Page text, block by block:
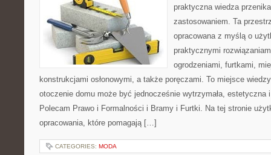
praktyczna wiedza
zastosowaniem. Ta
opracowana z myślą o
praktycznymi
ogrodzeniami, furtkami,
konstrukcjami osłonowymi, a także poręczami. To miejsce
otoczenie domu może być jednocześnie wytrzymała, estetyczna
Polecam Prawo i Formalności i Bramy i Furtki. Na tej stronie
opracowania, które pomagają […]
CATEGORIES: MODA